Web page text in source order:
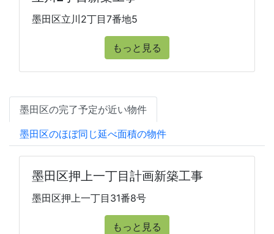
墨田区立川2丁目7番地5
もっと見る
墨田区の完了予定が近い物件
墨田区のほぼ同じ延べ面積の物件
墨田区押上一丁目計画新築工事
墨田区押上一丁目31番8号
もっと見る